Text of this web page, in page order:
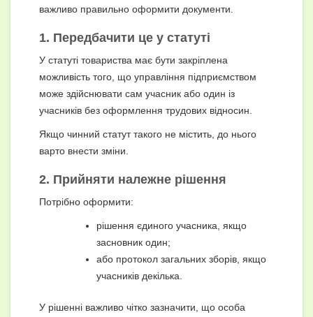
важливо правильно оформити документи.
1. Передбачити це у статуті
У статуті товариства має бути закріплена
можливість того, що управління підприємством
може здійснювати сам учасник або один із
учасників без оформлення трудових відносин.
Якщо чинний статут такого не містить, до нього
варто внести зміни.
2. Прийняти належне рішення
Потрібно оформити:
рішення єдиного учасника, якщо
засновник один;
або протокол загальних зборів, якщо
учасників декілька.
У рішенні важливо чітко зазначити, що особа